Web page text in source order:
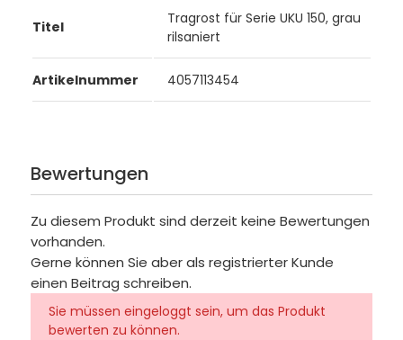
Titel
Tragrost für Serie UKU 150, grau
rilsaniert
Artikelnummer 4057113454
Bewertungen
Zu diesem Produkt sind derzeit keine Bewertungen
vorhanden.
Gerne können Sie aber als registrierter Kunde
einen Beitrag schreiben.
Sie müssen eingeloggt sein, um das Produkt
bewerten zu können.